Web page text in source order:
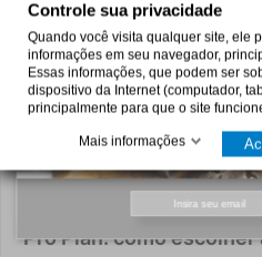
Pro Plan: como
Controle sua privacidade
Quando você visita qualquer site, ele
informações em seu navegador,
Essas informações, que podem ser
dispositivo da Internet (computador,
principalmente para que o site
Mais informações